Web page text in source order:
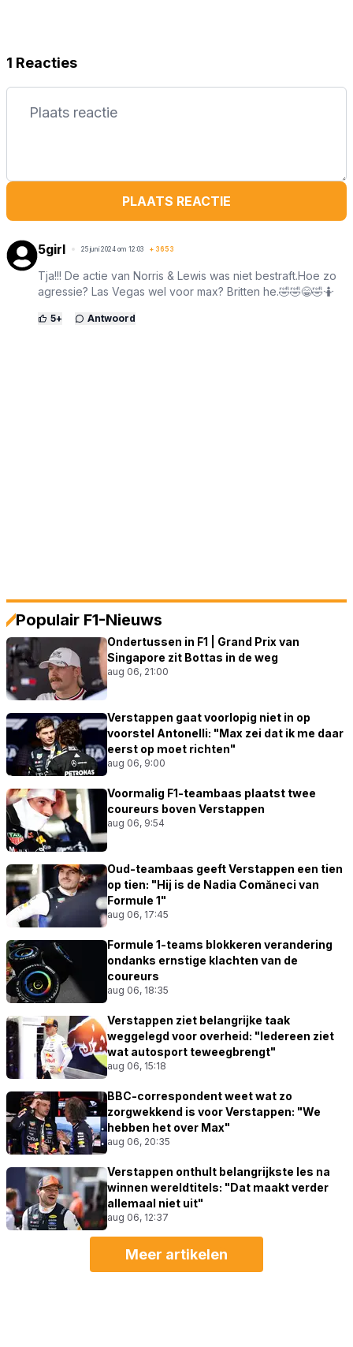
1 Reacties
PLAATS REACTIE
5girl 25 juni 2024 om 12:03 + 3653
Tja!!! De actie van Norris & Lewis was niet bestraft.Hoe zo
agressie? Las Vegas wel voor max? Britten he.🤣🤣😁🤣🤷
5+ Antwoord
Populair F1-Nieuws
Ondertussen in F1 | Grand Prix van
Singapore zit Bottas in de weg
aug 06, 21:00
Verstappen gaat voorlopig niet in op
voorstel Antonelli: "Max zei dat ik me daar
eerst op moet richten"
aug 06, 9:00
Voormalig F1-teambaas plaatst twee
coureurs boven Verstappen
aug 06, 9:54
Oud-teambaas geeft Verstappen een tien
op tien: "Hij is de Nadia Comăneci van
Formule 1"
aug 06, 17:45
Formule 1-teams blokkeren verandering
ondanks ernstige klachten van de
coureurs
aug 06, 18:35
Verstappen ziet belangrijke taak
weggelegd voor overheid: "Iedereen ziet
wat autosport teweegbrengt"
aug 06, 15:18
BBC-correspondent weet wat zo
zorgwekkend is voor Verstappen: "We
hebben het over Max"
aug 06, 20:35
Verstappen onthult belangrijkste les na
winnen wereldtitels: "Dat maakt verder
allemaal niet uit"
aug 06, 12:37
Meer artikelen